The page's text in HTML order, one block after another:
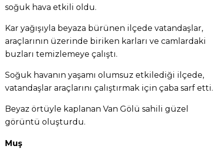
soğuk hava etkili oldu.
Kar yağışıyla beyaza bürünen ilçede vatandaşlar,
araçlarının üzerinde biriken karları ve camlardaki
buzları temizlemeye çalıştı.
Soğuk havanın yaşamı olumsuz etkilediği ilçede,
vatandaşlar araçlarını çalıştırmak için çaba sarf etti.
Beyaz örtüyle kaplanan Van Gölü sahili güzel
görüntü oluşturdu.
Muş